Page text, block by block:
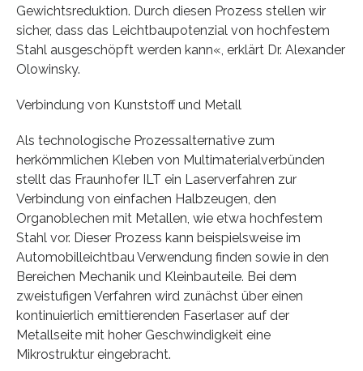
Gewichtsreduktion. Durch diesen Prozess stellen wir
sicher, dass das Leichtbaupotenzial von hochfestem
Stahl ausgeschöpft werden kann«, erklärt Dr. Alexander
Olowinsky.
Verbindung von Kunststoff und Metall
Als technologische Prozessalternative zum
herkömmlichen Kleben von Multimaterialverbünden
stellt das Fraunhofer ILT ein Laserverfahren zur
Verbindung von einfachen Halbzeugen, den
Organoblechen mit Metallen, wie etwa hochfestem
Stahl vor. Dieser Prozess kann beispielsweise im
Automobilleichtbau Verwendung finden sowie in den
Bereichen Mechanik und Kleinbauteile. Bei dem
zweistufigen Verfahren wird zunächst über einen
kontinuierlich emittierenden Faserlaser auf der
Metallseite mit hoher Geschwindigkeit eine
Mikrostruktur eingebracht.